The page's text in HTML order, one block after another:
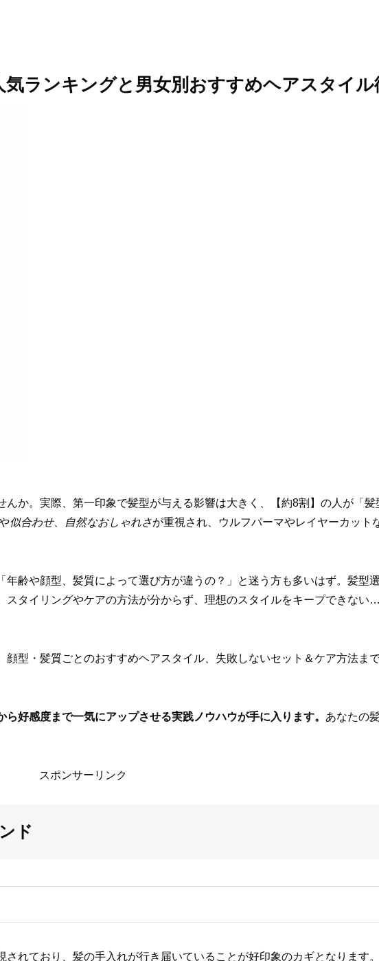
ランキングと男女別おすすめヘアスタイル
んか。実際、第一印象で髪型が与える影響は大きく、【約8割】の人が「
似合わせ、 自然なおしゃれさが重視され、ウルフパーマやレイヤーカット
齢や顔型、髪質によって選び方が違うの？」と迷う方も多いはず。髪型
タイリングやケアの方法が分からず、理想のスタイルをキープできない
型・髪質ごとのおすすめヘアスタイル、失敗しないセット＆ケア方法まで
好感度まで一気にアップさせる実践ノウハウが手に入ります。 あなたの
スポンサーリンク
ド
されており、髪の手入れが行き届いていることが好印象のカギとなります。